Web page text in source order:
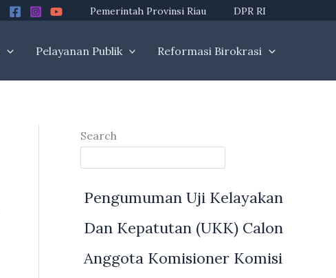
Pemerintah Provinsi Riau DPR RI
Pelayanan Publik Reformasi Birokrasi
Search
Pengumuman Uji Kelayakan
Dan Kepatutan (UKK) Calon
Anggota Komisioner Komisi